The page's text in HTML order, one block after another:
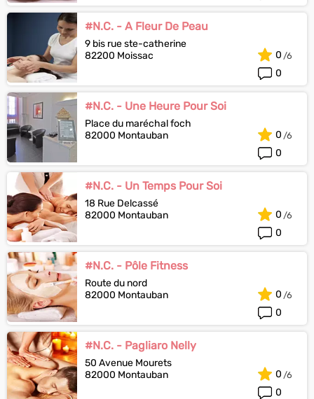
#N.C. - A Fleur De Peau
9 bis rue ste-catherine
82200 Moissac
0
0
#N.C. - Une Heure Pour Soi
Place du maréchal foch
82000 Montauban
0
0
#N.C. - Un Temps Pour Soi
18 Rue Delcassé
82000 Montauban
0
0
#N.C. - Pôle Fitness
Route du nord
82000 Montauban
0
0
#N.C. - Pagliaro Nelly
50 Avenue Mourets
82000 Montauban
0
0